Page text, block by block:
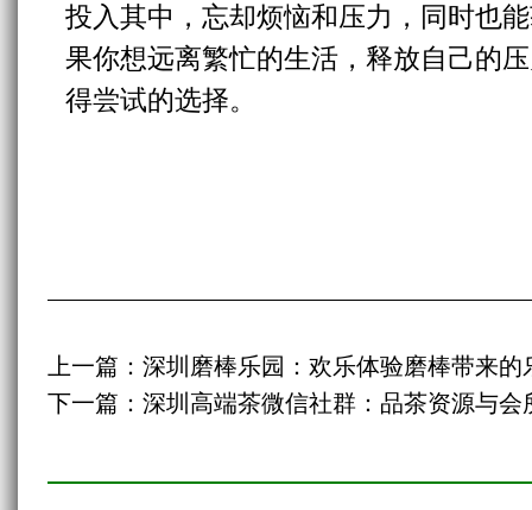
投入其中，忘却烦恼和压力，同时也
果你想远离繁忙的生活，释放自己的
得尝试的选择。
上一篇： 深圳磨棒乐园：欢乐体验磨棒带来的
下一篇： 深圳高端茶微信社群：品茶资源与会